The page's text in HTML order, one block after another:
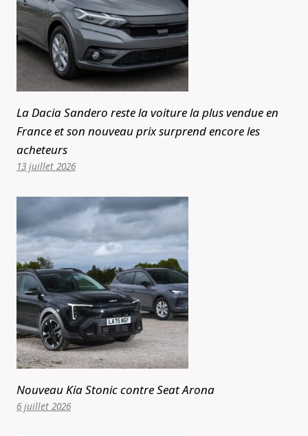
La Dacia Sandero reste la voiture la plus vendue en
France et son nouveau prix surprend encore les
acheteurs
13 juillet 2026
Nouveau Kia Stonic contre Seat Arona
6 juillet 2026